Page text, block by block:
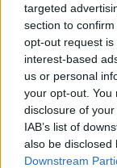
targeted
section to
opt-out request
interest-based
us or personal
your opt-out. You
disclosure of
IAB’s list of
also be disclosed
Downstream
Prehriatiu interiéru
plachtami a ľanové